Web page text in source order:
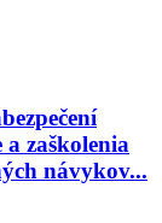
zaškolenia
návykov...